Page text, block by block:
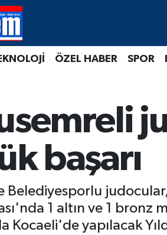
ÖZEL HABER SPOR
başarı
Belediyesporlu
1 altın ve 1 bronz
Kocaeli'de yapılacak
ve Fikstür